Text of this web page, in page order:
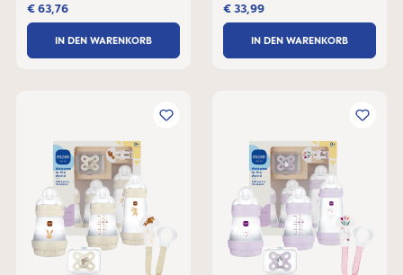
€ 63,76
IN DEN WARENKORB
€ 33,99
IN DEN WARENKORB